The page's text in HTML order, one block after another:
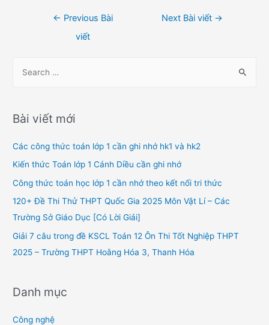
← Previous Bài
viết
Next Bài viết →
r
h
f
o
Bài viết mới
Các công thức toán lớp 1 cần ghi nhớ hk1 và hk2
Kiến thức Toán lớp 1 Cánh Diều cần ghi nhớ
Công thức toán học lớp 1 cần nhớ theo kết nối tri thức
120+ Đề Thi Thử THPT Quốc Gia 2025 Môn Vật Lí – Các
Trường Sở Giáo Dục [Có Lời Giải]
Giải 7 câu trong đề KSCL Toán 12 Ôn Thi Tốt Nghiệp THPT
2025 – Trường THPT Hoằng Hóa 3, Thanh Hóa
Danh mục
Công nghệ